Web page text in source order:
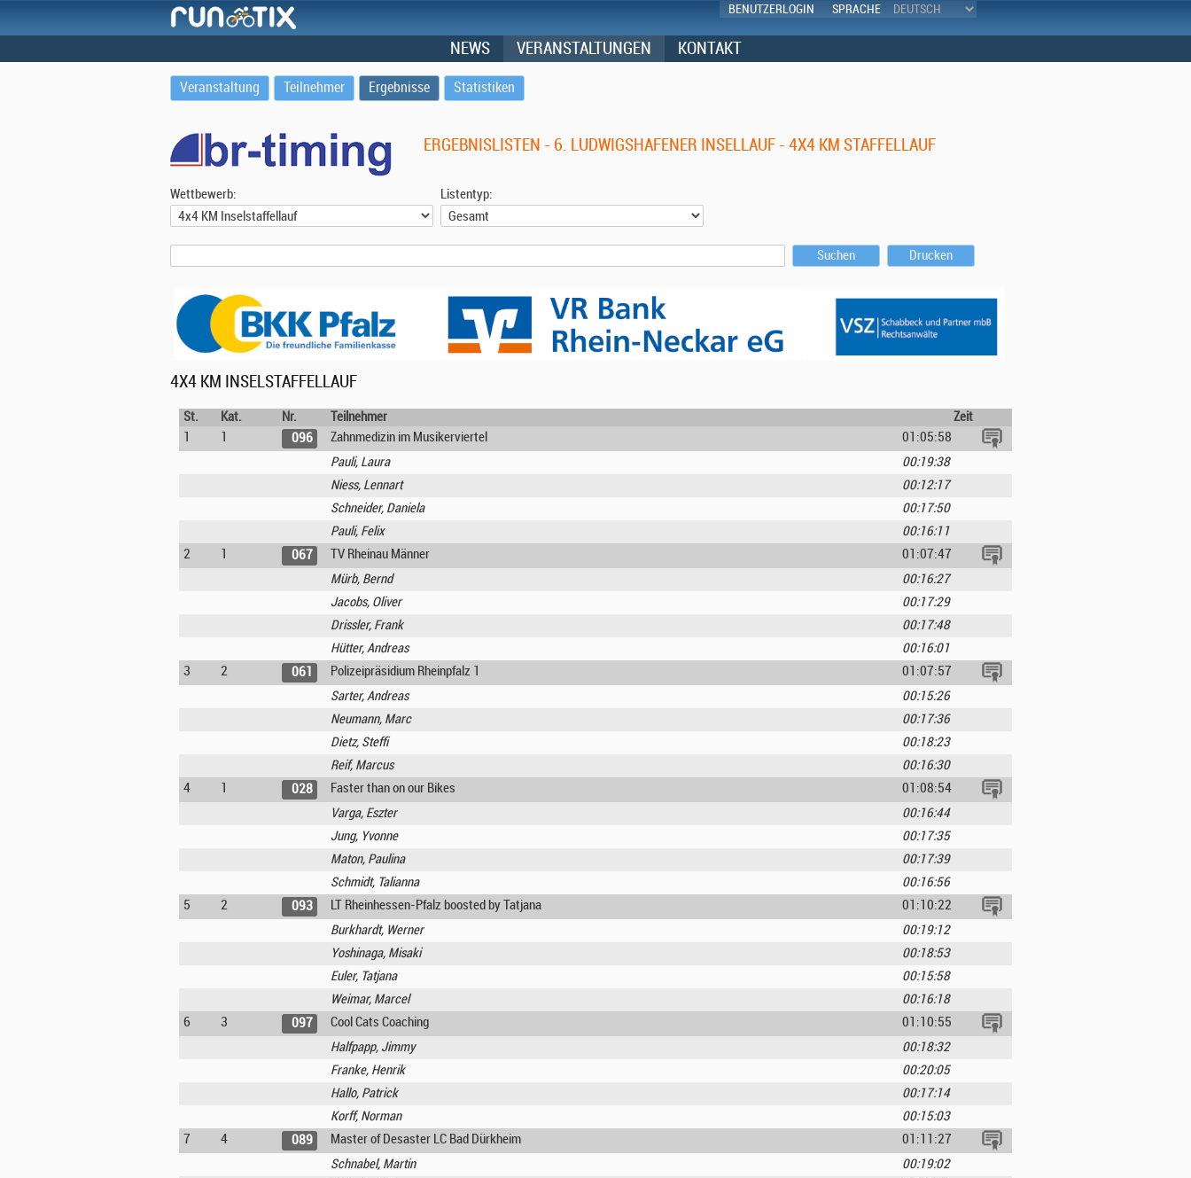
BENUTZERLOGIN SPRACHE
NEWS VERANSTALTUNGEN KONTAKT
Veranstaltung Teilnehmer Ergebnisse Statistiken
ERGEBNISLISTEN - 6. LUDWIGSHAFENER INSELLAUF - 4X4 KM STAFFELLAUF
Wettbewerb: Listentyp:
Suchen Drucken
4X4 KM INSELSTAFFELLAUF
St. Kat. Nr. Teilnehmer
Zeit
1
1 096 Zahnmedizin im Musikerviertel
01:05:58
Pauli, Laura
00:19:38
Niess, Lennart
00:12:17
Schneider, Daniela
00:17:50
Pauli, Felix
00:16:11
2
1 067 TV Rheinau Männer
01:07:47
Mürb, Bernd
00:16:27
Jacobs, Oliver
00:17:29
Drissler, Frank
00:17:48
Hütter, Andreas
00:16:01
3
2 061 Polizeipräsidium Rheinpfalz 1
01:07:57
Sarter, Andreas
00:15:26
Neumann, Marc
00:17:36
Dietz, Steffi
00:18:23
Reif, Marcus
00:16:30
4
1 028 Faster than on our Bikes
01:08:54
Varga, Eszter
00:16:44
Jung, Yvonne
00:17:35
Maton, Paulina
00:17:39
Schmidt, Talianna
00:16:56
5
2 093 LT Rheinhessen-Pfalz boosted by Tatjana
01:10:22
Burkhardt, Werner
00:19:12
Yoshinaga, Misaki
00:18:53
Euler, Tatjana
00:15:58
Weimar, Marcel
00:16:18
6
3 097 Cool Cats Coaching
01:10:55
Halfpapp, Jimmy
00:18:32
Franke, Henrik
00:20:05
Hallo, Patrick
00:17:14
Korff, Norman
00:15:03
7
4 089 Master of Desaster LC Bad Dürkheim
01:11:27
Schnabel, Martin
00:19:02